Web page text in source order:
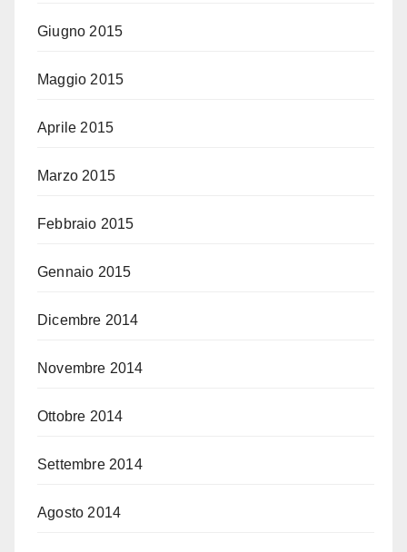
Giugno 2015
Maggio 2015
Aprile 2015
Marzo 2015
Febbraio 2015
Gennaio 2015
Dicembre 2014
Novembre 2014
Ottobre 2014
Settembre 2014
Agosto 2014